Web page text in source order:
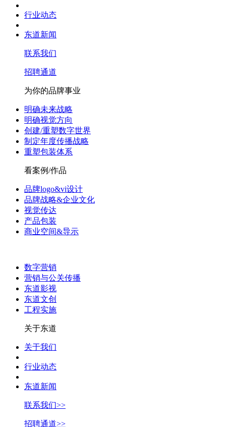
行业动态
东道新闻
联系我们
招聘通道
为你的品牌事业
明确未来战略
明确视觉方向
创建/重塑数字世界
制定年度传播战略
重塑包装体系
看案例/作品
品牌logo&vi设计
品牌战略&企业文化
视觉传达
产品包装
商业空间&导示
数字营销
营销与公关传播
东道影视
东道文创
工程实施
关于东道
关于我们
行业动态
东道新闻
联系我们>>
招聘通道>>